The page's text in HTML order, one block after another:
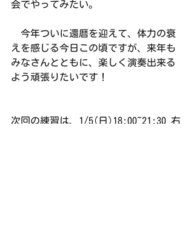
会でやってみたい。
えを感じる今日この頃ですが、来年も
みなさんとともに、楽しく演奏出来る
よう頑張りたいです！
次回の練習は、1/5(日)18:00~21:30 右